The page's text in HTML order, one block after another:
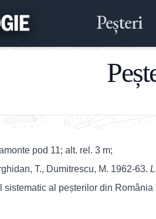
Peșteri
pod 11; alt. rel. 3 m;
T., Dumitrescu, M. 1962-63.
sistematic al peșterilor din România